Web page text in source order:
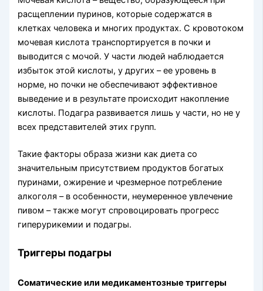
расщеплении пуринов, которые содержатся в
клетках человека и многих продуктах. С кровотоком
мочевая кислота транспортируется в почки и
выводится с мочой. У части людей наблюдается
избыток этой кислоты, у других – ее уровень в
норме, но почки не обеспечивают эффективное
выведение и в результате происходит накопление
кислоты. Подагра развивается лишь у части, но не у
всех представителей этих групп.
Такие факторы образа жизни как диета со
значительным присутствием продуктов богатых
пуринами, ожирение и чрезмерное потребление
алкоголя – в особенности, неумеренное увлечение
пивом – также могут спровоцировать прогресс
гиперурикемии и подагры.
Триггеры подагры
Соматические или медикаментозные триггеры